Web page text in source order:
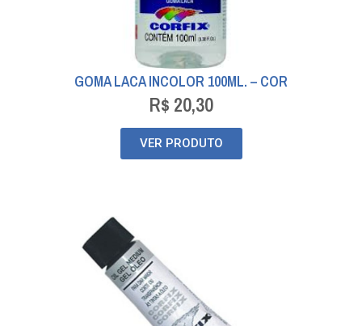
GOMA LACA INCOLOR 100ML. – COR
R$ 20,30
VER PRODUTO